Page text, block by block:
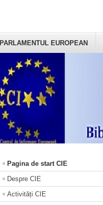
PARLAMENTUL EUROPEAN
Pagina de start CIE
Despre CIE
Activități CIE